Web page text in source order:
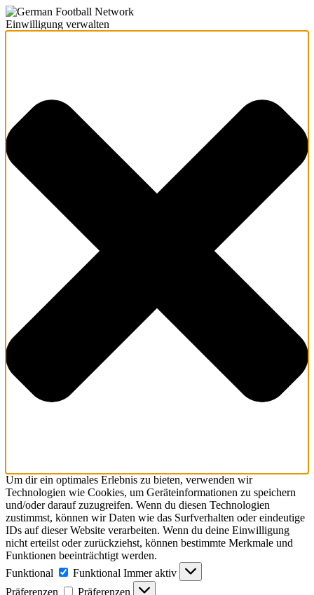
Einwilligung verwalten
Um dir ein optimales Erlebnis zu bieten, verwenden wir
Technologien wie Cookies, um Geräteinformationen zu speichern
und/oder darauf zuzugreifen. Wenn du diesen Technologien
zustimmst, können wir Daten wie das Surfverhalten oder eindeutige
IDs auf dieser Website verarbeiten. Wenn du deine Einwilligung
nicht erteilst oder zurückziehst, können bestimmte Merkmale und
Funktionen beeinträchtigt werden.
Funktional
Funktional Immer aktiv
Präferenzen
Präferenzen